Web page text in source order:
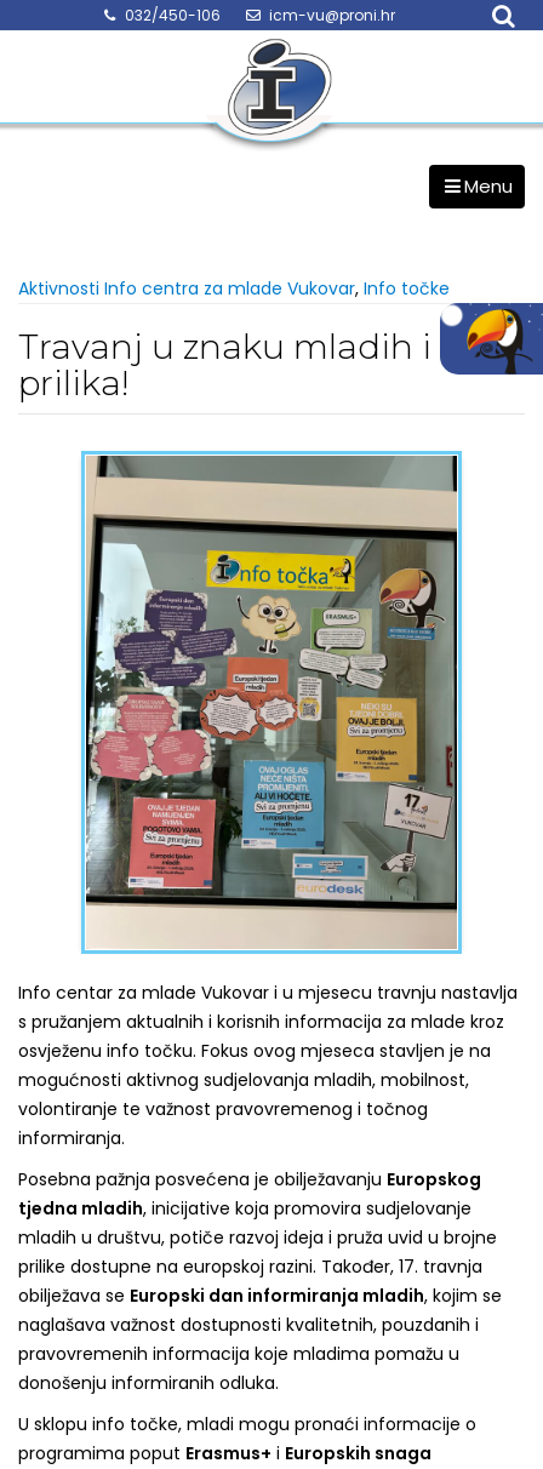
032/450-106 icm-vu@proni.hr
Menu
Aktivnosti Info centra za mlade Vukovar, Info točke
Travanj u znaku mladih i
prilika!
Info centar za mlade Vukovar i u mjesecu travnju nastavlja
s pružanjem aktualnih i korisnih informacija za mlade kroz
osvježenu info točku. Fokus ovog mjeseca stavljen je na
mogućnosti aktivnog sudjelovanja mladih, mobilnost,
volontiranje te važnost pravovremenog i točnog
informiranja.
Posebna pažnja posvećena je obilježavanju Europskog
tjedna mladih, inicijative koja promovira sudjelovanje
mladih u društvu, potiče razvoj ideja i pruža uvid u brojne
prilike dostupne na europskoj razini. Također, 17. travnja
obilježava se Europski dan informiranja mladih, kojim se
naglašava važnost dostupnosti kvalitetnih, pouzdanih i
pravovremenih informacija koje mladima pomažu u
donošenju informiranih odluka.
U sklopu info točke, mladi mogu pronaći informacije o
programima poput Erasmus+ i Europskih snaga